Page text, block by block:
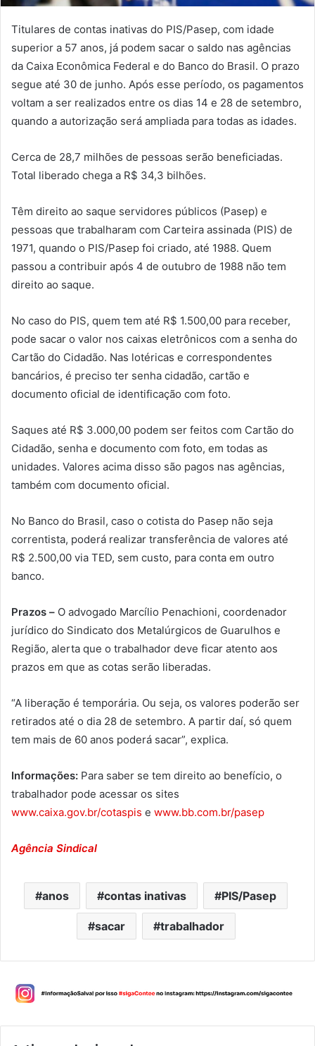
Titulares de contas inativas do PIS/Pasep, com idade
superior a 57 anos, já podem sacar o saldo nas agências
da Caixa Econômica Federal e do Banco do Brasil. O prazo
segue até 30 de junho. Após esse período, os pagamentos
voltam a ser realizados entre os dias 14 e 28 de setembro,
quando a autorização será ampliada para todas as idades.
Cerca de 28,7 milhões de pessoas serão beneficiadas.
Total liberado chega a R$ 34,3 bilhões.
Têm direito ao saque servidores públicos (Pasep) e
pessoas que trabalharam com Carteira assinada (PIS) de
1971, quando o PIS/Pasep foi criado, até 1988. Quem
passou a contribuir após 4 de outubro de 1988 não tem
direito ao saque.
No caso do PIS, quem tem até R$ 1.500,00 para receber,
pode sacar o valor nos caixas eletrônicos com a senha do
Cartão do Cidadão. Nas lotéricas e correspondentes
bancários, é preciso ter senha cidadão, cartão e
documento oficial de identificação com foto.
Saques até R$ 3.000,00 podem ser feitos com Cartão do
Cidadão, senha e documento com foto, em todas as
unidades. Valores acima disso são pagos nas agências,
também com documento oficial.
No Banco do Brasil, caso o cotista do Pasep não seja
correntista, poderá realizar transferência de valores até
R$ 2.500,00 via TED, sem custo, para conta em outro
banco.
Prazos – O advogado Marcílio Penachioni, coordenador
jurídico do Sindicato dos Metalúrgicos de Guarulhos e
Região, alerta que o trabalhador deve ficar atento aos
prazos em que as cotas serão liberadas.
“A liberação é temporária. Ou seja, os valores poderão ser
retirados até o dia 28 de setembro. A partir daí, só quem
tem mais de 60 anos poderá sacar”, explica.
Informações: Para saber se tem direito ao benefício, o
trabalhador pode acessar os sites
www.caixa.gov.br/cotaspis e www.bb.com.br/pasep
Agência Sindical
anos contas inativas PIS/Pasep
sacar trabalhador